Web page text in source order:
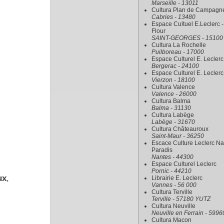
Marseille - 13011
Cultura Plan de
Cabries - 13480
Espace Cultuel E.Leclerc
Flour
SAINT-GEORGES - 15100
Cultura La Rochelle
Puilboreau - 17000
Espace Culturel E. Leclerc
Bergerac - 24100
Espace Culturel E. Leclerc
Vierzon - 18100
Cultura Valence
Valence - 26000
Cultura Balma
Balma - 31130
Cultura Labège
Labège - 31670
Cultura Châteauroux
Saint-Maur - 36250
Escace Culture Leclerc
Paradis
Nantes - 44300
Espace Culturel Leclerc
Pornic - 44210
Librairie E. Leclerc
Vannes - 56 000
Cultura Terville
Terville - 57180 YUTZ
Cultura Neuville
Neuville en Ferrain -
Cultura Macon
,